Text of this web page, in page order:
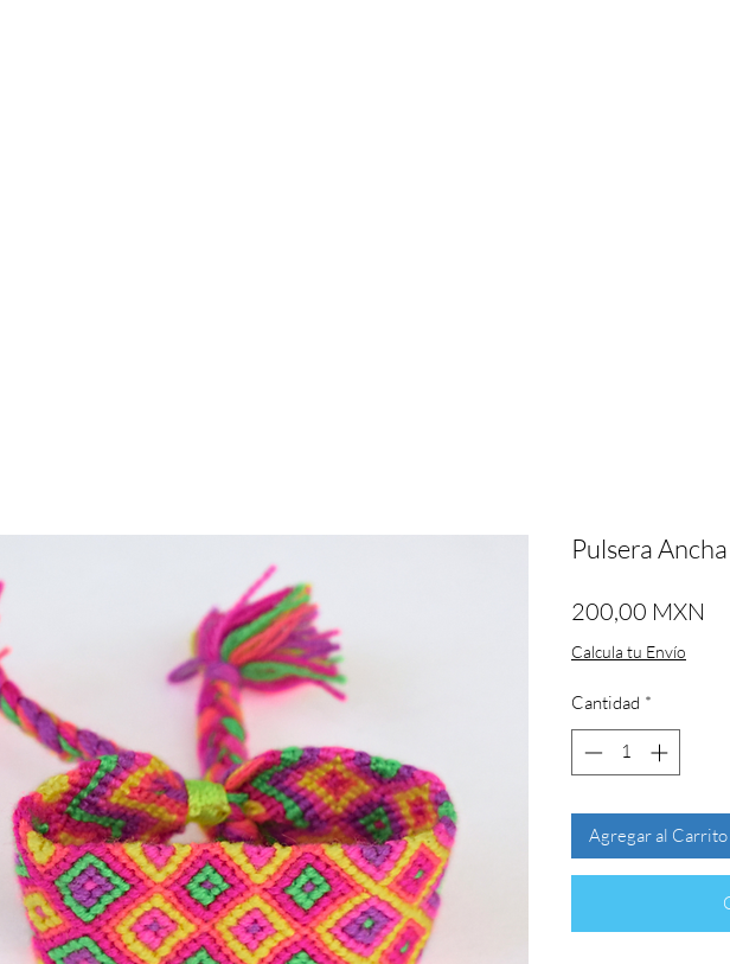
Pulsera Ancha
200,00 MXN
Calcula tu Envío
Cantidad *
Agregar al Carrito